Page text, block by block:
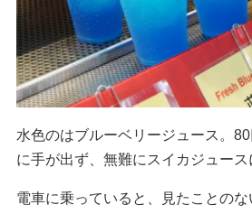
水色のはブルーベリージュース。
に手が出ず、無難にスイカジュース
電車に乗っていると、見たことのな